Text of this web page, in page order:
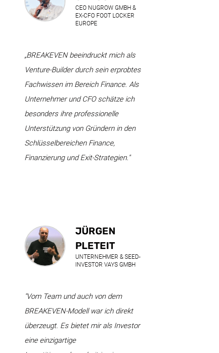
„BREAKEVEN beeindruckt mich als
Venture-Builder durch sein erprobtes
Fachwissen im Bereich Finance. Als
Unternehmer und CFO schätze ich
besonders ihre professionelle
Unterstützung von Gründern in den
Schlüsselbereichen Finance,
Finanzierung und Exit-Strategien."
CEO NUGROW GMBH &
EX-CFO FOOT LOCKER
EUROPE
"Vom Team und auch von dem
BREAKEVEN-Modell war ich direkt
überzeugt. Es bietet mir als Investor
eine einzigartige
JÜRGEN
PLETEIT
UNTERNEHMER & SEED-
INVESTOR VAYS GMBH